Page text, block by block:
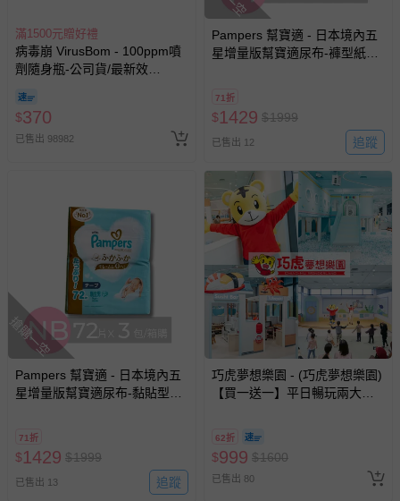
-個人衛生用品（例如尿布、貼身衣物、泳裝、襪子、地
墊、寢具類等）。
-新生兒親膚衣物（嬰幼兒包巾與背巾、包屁衣、學習
-接觸性孕哺產品（奶嘴、奶瓶、擠乳器、哺乳衣、托腹
-其他原廠盒裝商品封口處已貼上「不可拆封」，或具警
國際航空、客運、訂房等服務。
相關的退換貨辦理流程，可詳見：退換貨 & 退款問題
其他常見問題：
運送服務：目前提供的運送僅限台灣本島。如您位於離島地
區，可能會無法配送，或須依據商品需加收離島運費。廠商
亦保留出貨與否的權利。離島、偏遠地區、樓層親送等加價
費用，可能會另需加收。
商品實際的配達日期，可於訂單個人資料內的查詢訂單內，
如您收到商品，請依正常流程檢查是否完好，若商品遇瑕疵
情形，您可申請更換新品或退貨，請見：退貨的辦理流程
若您對於會員帳號、商品訂購與資訊、購物流程、付款方
滿1500元贈好禮
病毒崩 VirusBom - 100ppm噴
劑隨身瓶-公司貨/最新效
$370
已售出 98982
Pampers 幫寶適 - 日本境內五
星增量版幫寶適尿布-褲型紙尿
包裝隨機出貨)
71折
$1429 $1999
已售出 12 追蹤
搶購一空
Pampers 幫寶適 - 日本境內五
星增量版幫寶適尿布-黏貼型
71折
$1429 $1999
已售出 13 追蹤
巧虎夢想樂園 - (巧虎夢想樂園)
【買一送一】平日暢玩兩大一
2026/10/16 正券逾期視同現金
券使用
62折
$999 $1600
已售出 80